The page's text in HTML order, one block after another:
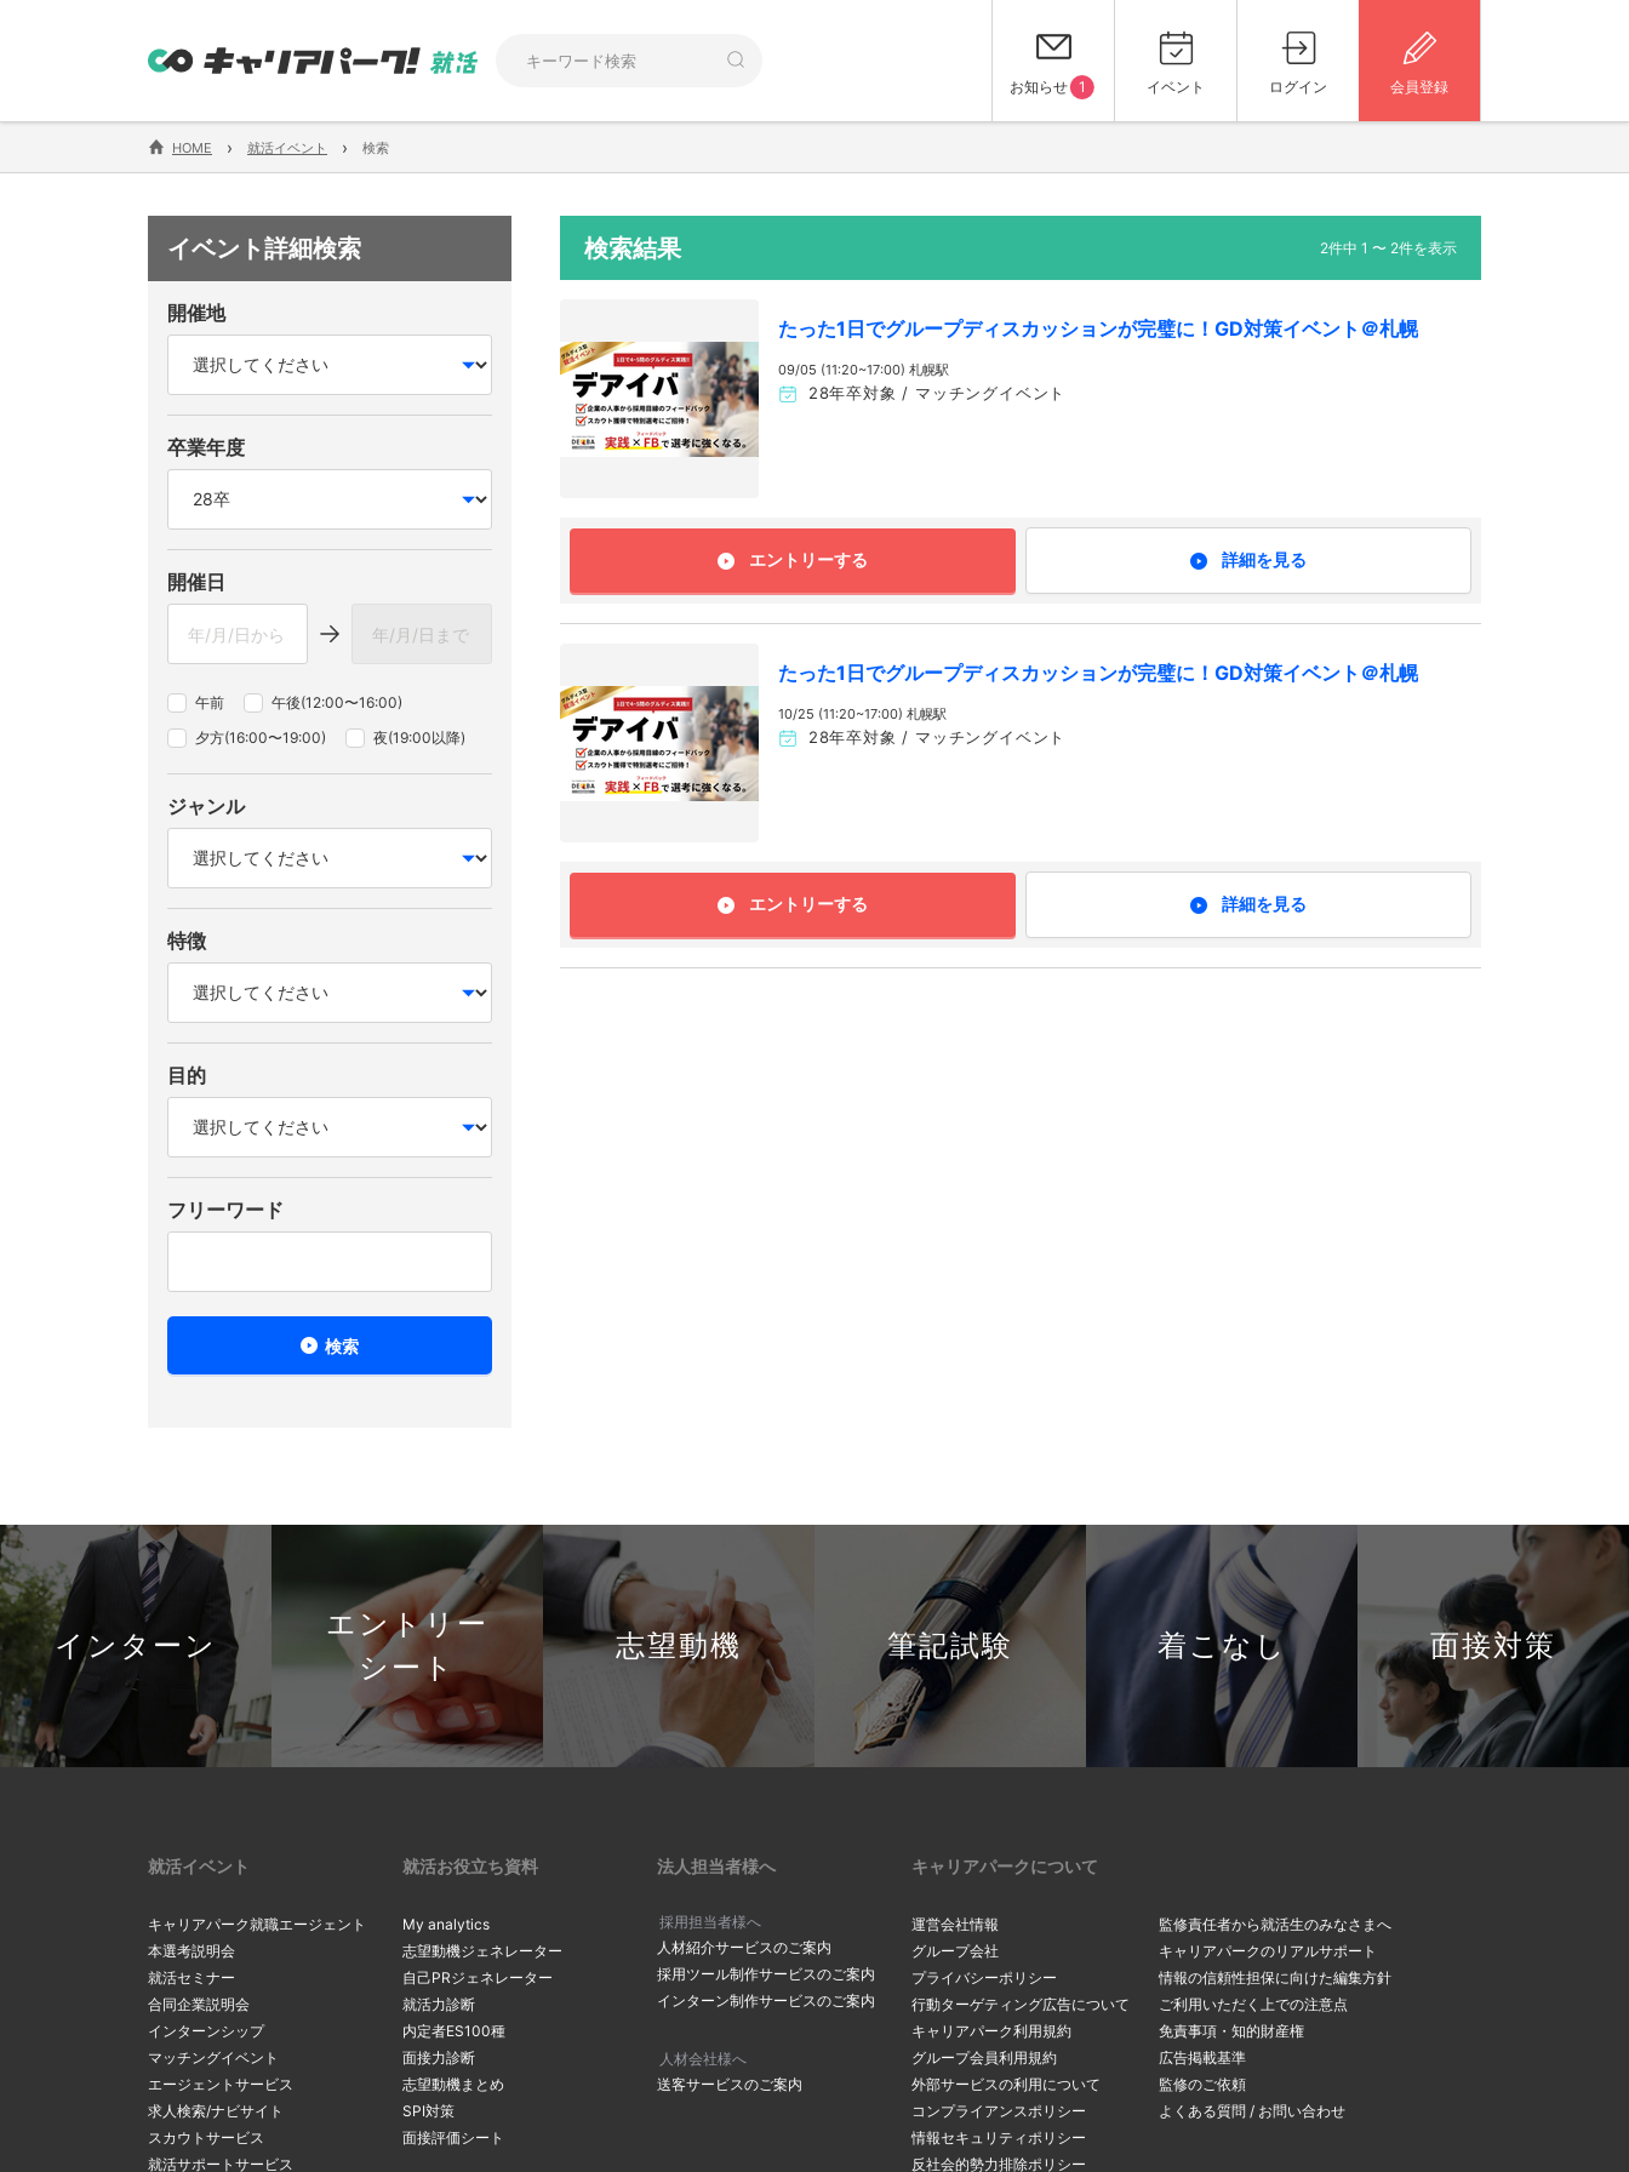
お知らせ 1 イベント ログイン 会員登録
HOME › 就活イベント › 検索
イベント詳細検索
開催地
卒業年度
開催日
午前
午後(12:00〜16:00)
夕方(16:00〜19:00)
夜(19:00以降)
ジャンル
特徴
目的
フリーワード
検索
検索結果 2件中 1 〜 2件を表示
たった1日でグループディスカッションが完璧に！GD対策イベント＠札幌
09/05 (11:20~17:00) 札幌駅
28年卒対象 / マッチングイベント
エントリーする 詳細を見る
たった1日でグループディスカッションが完璧に！GD対策イベント＠札幌
10/25 (11:20~17:00) 札幌駅
28年卒対象 / マッチングイベント
エントリーする 詳細を見る
インターン
エントリー
シート
志望動機 筆記試験 着こなし 面接対策
就活イベント
キャリアパーク就職エージェント
本選考説明会
就活セミナー
合同企業説明会
インターンシップ
マッチングイベント
エージェントサービス
求人検索/ナビサイト
スカウトサービス
就活サポートサービス
就活お役立ち資料
My analytics
志望動機ジェネレーター
自己PRジェネレーター
就活力診断
内定者ES100種
面接力診断
志望動機まとめ
SPI対策
面接評価シート
法人担当者様へ
採用担当者様へ
人材紹介サービスのご案内
採用ツール制作サービスのご案内
インターン制作サービスのご案内
人材会社様へ
送客サービスのご案内
キャリアパークについて
運営会社情報
グループ会社
プライバシーポリシー
行動ターゲティング広告について
キャリアパーク利用規約
グループ会員利用規約
外部サービスの利用について
コンプライアンスポリシー
情報セキュリティポリシー
反社会的勢力排除ポリシー
監修責任者から就活生のみなさまへ
キャリアパークのリアルサポート
情報の信頼性担保に向けた編集方針
ご利用いただく上での注意点
免責事項・知的財産権
広告掲載基準
監修のご依頼
よくある質問 / お問い合わせ